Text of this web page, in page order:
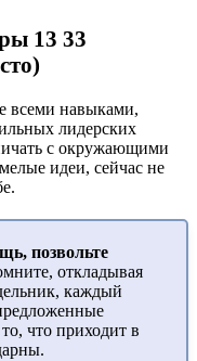
13 33
всеми навыками,
лидерских
с окружающими
идеи, сейчас не
позвольте
откладывая
каждый
что приходит в